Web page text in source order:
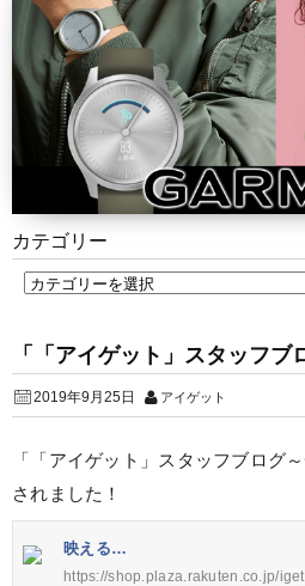
カテゴリー
「「アイゲット」スタッフ
2019年9月25日 アイゲット
「「アイゲット」スタッフブログ
されました！
映える…
https://shop.plaza.rakuten.co.jp/